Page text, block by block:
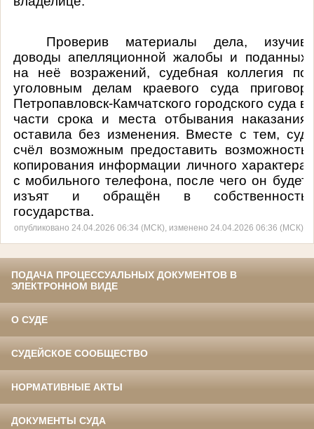
Проверив материалы дела, изучив
доводы апелляционной жалобы и поданных
на неё возражений, судебная коллегия по
уголовным делам краевого суда приговор
Петропавловск-Камчатского городского суда в
части срока и места отбывания наказания
оставила без изменения. Вместе с тем, суд
счёл возможным предоставить возможность
копирования информации личного характера
с мобильного телефона, после чего он будет
изъят и обращён в собственность
государства.
опубликовано 24.04.2026 06:34 (МСК), изменено 24.04.2026 06:36 (МСК)
ПОДАЧА ПРОЦЕССУАЛЬНЫХ ДОКУМЕНТОВ В
ЭЛЕКТРОННОМ ВИДЕ
О СУДЕ
СУДЕЙСКОЕ СООБЩЕСТВО
НОРМАТИВНЫЕ АКТЫ
ДОКУМЕНТЫ СУДА